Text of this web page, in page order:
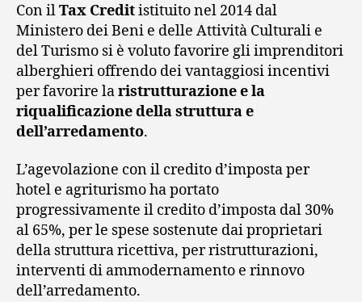
Con ilTax Creditistituito nel 2014 dal
Ministero dei Beni e delle Attività Culturali e
del Turismo si è voluto favorire gli imprenditori
alberghieri offrendo dei vantaggiosi incentivi
per favorire laristrutturazione e la
riqualificazione della struttura e
dell’arredamento.
L’agevolazione con il credito d’imposta per
hotel e agriturismo ha portato
progressivamente il credito d’imposta dal 30%
al 65%, per le spese sostenute dai proprietari
della struttura ricettiva, per ristrutturazioni,
interventi di ammodernamento e rinnovo
dell’arredamento.